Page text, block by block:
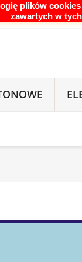
plików
zawartych w